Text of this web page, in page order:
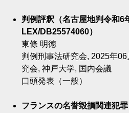
判例評釈（名古屋地判令和6
LEX/DB25574060）
東條 明徳
判例刑事法研究会, 2025年
究会, 神戸大学, 国内会議
口頭発表（一般）
フランスの名誉毀損関連犯罪